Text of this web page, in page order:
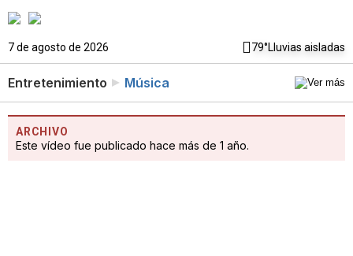
7 de agosto de 2026 79°Lluvias aisladas
Entretenimiento Música
ARCHIVO
Este vídeo fue publicado hace más de 1 año.